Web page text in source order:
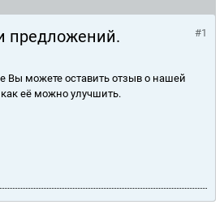
предложений. #1
Вы можете оставить отзыв о нашей
её можно улучшить.